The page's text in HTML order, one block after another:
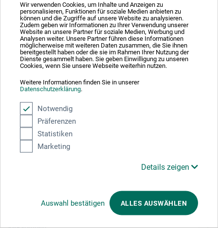
Wir verwenden Cookies, um Inhalte und Anzeigen zu
personalisieren, Funktionen für soziale Medien anbieten zu
können und die Zugriffe auf unsere Website zu analysieren.
Zudem geben wir Informationen zu Ihrer Verwendung unserer
Website an unsere Partner für soziale Medien, Werbung und
Analysen weiter. Unsere Partner führen diese Informationen
möglicherweise mit weiteren Daten zusammen, die Sie ihnen
bereitgestellt haben oder die sie im Rahmen Ihrer Nutzung der
Dienste gesammelt haben. Sie geben Einwilligung zu unseren
Cookies, wenn Sie unsere Webseite weiterhin nutzen.
Weitere Informationen finden Sie in unserer
Datenschutzerklärung.
Notwendig
Präferenzen
Statistiken
Marketing
Details zeigen
Auswahl bestätigen ALLES AUSWÄHLEN
Absolut sikker
Betalingsmetoder
Produktkategorier